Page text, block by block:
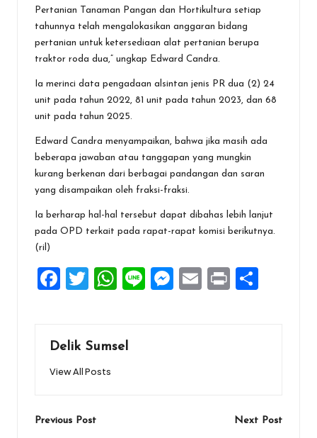
Pertanian Tanaman Pangan dan Hortikultura setiap
tahunnya telah mengalokasikan anggaran bidang
pertanian untuk ketersediaan alat pertanian berupa
traktor roda dua,” ungkap Edward Candra.
Ia merinci data pengadaan alsintan jenis PR dua (2) 24
unit pada tahun 2022, 81 unit pada tahun 2023, dan 68
unit pada tahun 2025.
Edward Candra menyampaikan, bahwa jika masih ada
beberapa jawaban atau tanggapan yang mungkin
kurang berkenan dari berbagai pandangan dan saran
yang disampaikan oleh fraksi-fraksi.
Ia berharap hal-hal tersebut dapat dibahas lebih lanjut
pada OPD terkait pada rapat-rapat komisi berikutnya.
(ril)
F
b
o
k
T
er
W
s
Li
M
E
Pr
Delik Sumsel
View All Posts
Post
Previous Post Next Post